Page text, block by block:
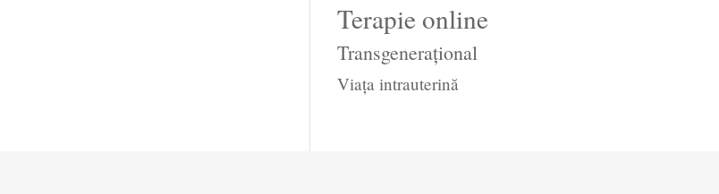
Terapie online
Transgenerațional
Viața intrauterină